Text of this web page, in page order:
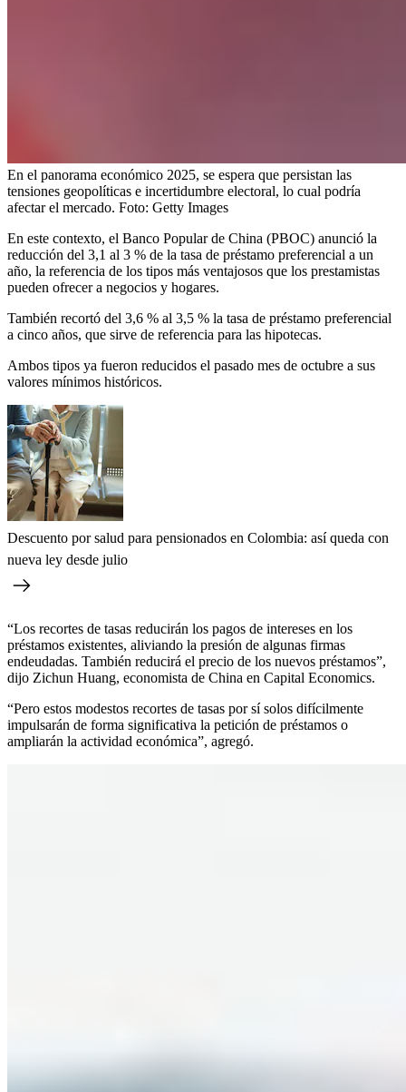
En el panorama económico 2025, se espera que persistan las
tensiones geopolíticas e incertidumbre electoral, lo cual podría
afectar el mercado. Foto: Getty Images
En este contexto, el Banco Popular de China (PBOC) anunció la
reducción del 3,1 al 3 % de la tasa de préstamo preferencial a un
año, la referencia de los tipos más ventajosos que los prestamistas
pueden ofrecer a negocios y hogares.
También recortó del 3,6 % al 3,5 % la tasa de préstamo preferencial
a cinco años, que sirve de referencia para las hipotecas.
Ambos tipos ya fueron reducidos el pasado mes de octubre a sus
valores mínimos históricos.
Descuento por salud para pensionados en Colombia: así queda con
nueva ley desde julio
“Los recortes de tasas reducirán los pagos de intereses en los
préstamos existentes, aliviando la presión de algunas firmas
endeudadas. También reducirá el precio de los nuevos préstamos”,
dijo Zichun Huang, economista de China en Capital Economics.
“Pero estos modestos recortes de tasas por sí solos difícilmente
impulsarán de forma significativa la petición de préstamos o
ampliarán la actividad económica”, agregó.